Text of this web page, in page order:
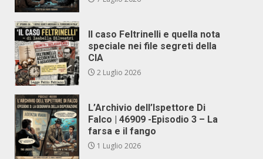
Il caso Feltrinelli e quella nota
speciale nei file segreti della
CIA
2 Luglio 2026
L’Archivio dell’Ispettore Di
Falco | 46909 -Episodio 3 – La
farsa e il fango
1 Luglio 2026